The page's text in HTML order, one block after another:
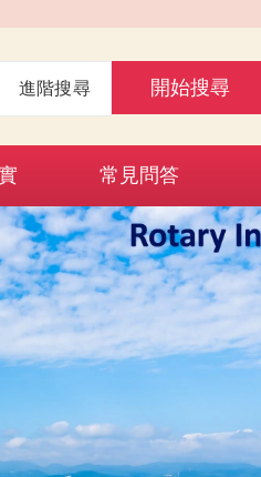
進階搜尋 開始搜尋
常見問答